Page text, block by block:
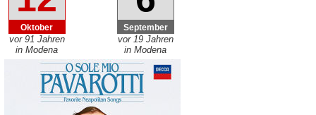
Oktober
vor 91 Jahren
in Modena
September
vor 19 Jahren
in Modena